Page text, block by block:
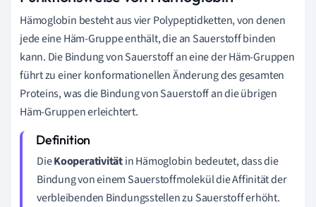
Hämoglobin besteht aus vier Polypeptidketten, von denen
jede eine Häm-Gruppe enthält, die an Sauerstoff binden
kann. Die Bindung von Sauerstoff an eine der Häm-Gruppen
führt zu einer konformationellen Änderung des gesamten
Proteins, was die Bindung von Sauerstoff an die übrigen
Häm-Gruppen erleichtert.
DieKooperativitätin Hämoglobin bedeutet, dass die
Bindung von einem Sauerstoffmolekül die Affinität der
verbleibenden Bindungsstellen zu Sauerstoff erhöht.